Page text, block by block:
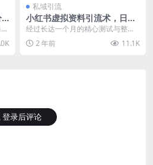
私域引流
小红书虚拟资料引流术，日暴
力引流300+创业粉，简单有
效，长期吸粉
经过长达一个月的精心测试与整
理，我终于为大家呈现了这篇详尽
的小红书通过虚拟资料引...
2 年前 11.1K
登录后评论